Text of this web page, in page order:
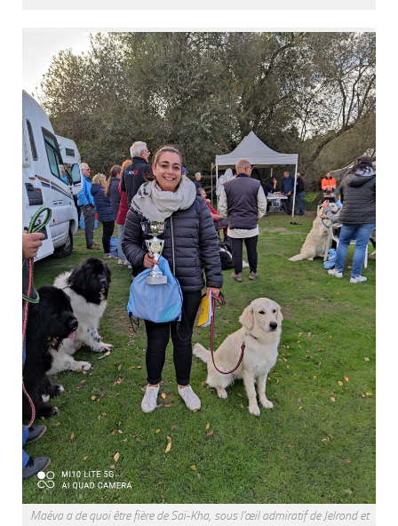
Maéva a de quoi être fière de Saï-Kha, sous l'œil admiratif de Jelrond et